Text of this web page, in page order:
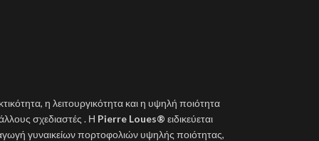
η λειτουργικότητα και η υψηλή ποιότητα
σχεδιαστές . Η Pierre Loues® ειδικεύεται
γυναικείων πορτοφολιών υψηλής ποιότητας,